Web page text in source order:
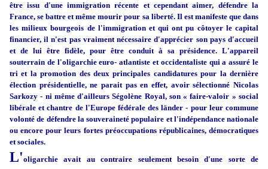
être issu d'une immigration récente et cependant aimer, défendre la
France, se battre et même mourir pour sa liberté. Il est manifeste que dans
les milieux bourgeois de l'immigration et qui ont pu côtoyer le capital
financier, il n'est pas vraiment nécessaire d'apprécier son pays d'accueil
et de lui être fidèle, pour être conduit à sa présidence. L'appareil
souterrain de l'oligarchie euro- atlantiste et occidentaliste qui a assuré le
tri et la promotion des deux principales candidatures pour la dernière
élection présidentielle, ne parait pas en effet, avoir sélectionné Nicolas
Sarkozy - ni même d'ailleurs Ségolène Royal, son « faire-valoir » social
libérale et chantre de l'Europe fédérale des länder - pour leur commune
volonté de défendre la souveraineté populaire et l'indépendance nationale
ou encore pour leurs fortes préoccupations républicaines, démocratiques
et sociales.
L'oligarchie avait au contraire seulement besoin d'une sorte de